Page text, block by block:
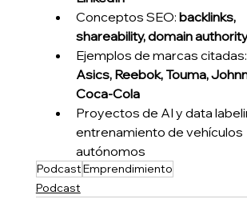
Conceptos SEO: backlinks,
shareability, domain
Ejemplos de marcas citadas:
Asics, Reebok, Touma,
Coca-Cola
Proyectos de AI y data
entrenamiento de vehículos
autónomos
PodcastEmprendimiento
Podcast